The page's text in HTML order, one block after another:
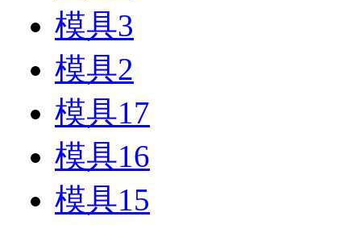
模具3
模具2
模具17
模具16
模具15